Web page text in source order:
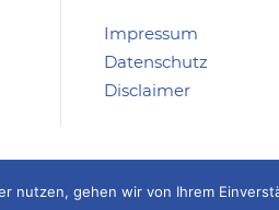
Impressum
Datenschutz
Disclaimer
nutzen, gehen wir von Ihrem